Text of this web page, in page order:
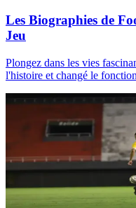
Les Biographies de
Jeu
Plongez dans les vies
l'histoire et changé le